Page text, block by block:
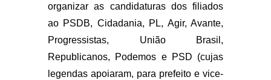
organizar as candidaturas dos filiados
ao PSDB, Cidadania, PL, Agir, Avante,
Progressistas, União Brasil,
Republicanos, Podemos e PSD (cujas
legendas apoiaram, para prefeito e vice-